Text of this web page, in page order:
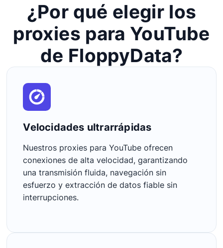
¿Por qué elegir los
proxies para YouTube
de FloppyData?
Velocidades ultrarrápidas
Nuestros proxies para YouTube ofrecen
conexiones de alta velocidad, garantizando
una transmisión fluida, navegación sin
esfuerzo y extracción de datos fiable sin
interrupciones.